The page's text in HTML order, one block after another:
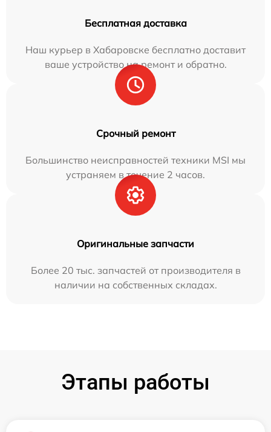
Бесплатная доставка
Наш курьер в Хабаровске бесплатно доставит
ваше устройство на ремонт и обратно.
Срочный ремонт
Большинство неисправностей техники MSI мы
устраняем в течение 2 часов.
Оригинальные запчасти
Более 20 тыс. запчастей от производителя в
наличии на собственных складах.
Этапы работы